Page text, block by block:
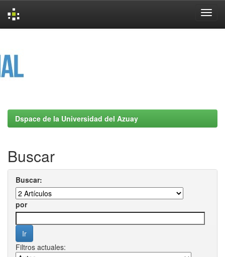
Dspace de la Universidad del Azuay
Buscar
Buscar:
por
Filtros actuales: